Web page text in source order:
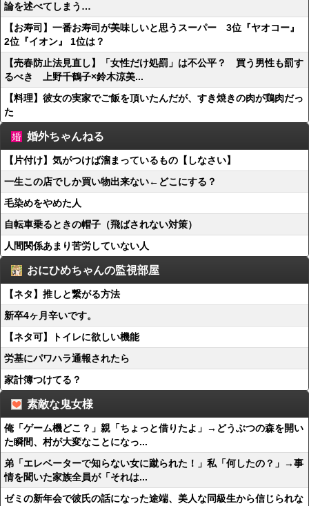
論を述べてしまう…
【お寿司】一番お寿司が美味しいと思うスーパー 3位『ヤオコー』
2位『イオン』 1位は？
【売春防止法見直し】「女性だけ処罰」は不公平？ 買う男性も罰す
るべき 上野千鶴子×鈴木涼美...
【料理】彼女の実家でご飯を頂いたんだが、すき焼きの肉が鶏肉だっ
た
婚外ちゃんねる
【片付け】気がつけば溜まっているもの【しなさい】
一生この店でしか買い物出来ない←どこにする？
毛染めをやめた人
自転車乗るときの帽子（飛ばされない対策）
人間関係あまり苦労していない人
おにひめちゃんの監視部屋
【ネタ】推しと繋がる方法
新卒4ヶ月辛いです。
【ネタ可】トイレに欲しい機能
労基にパワハラ通報されたら
家計簿つけてる？
素敵な鬼女様
俺「ゲーム機どこ？」親「ちょっと借りたよ」→どうぶつの森を開い
た瞬間、村が大変なことになっ...
弟「エレベーターで知らない女に蹴られた！」私「何したの？」→事
情を聞いた家族全員が「それは...
ゼミの新年会で彼氏の話になった途端、美人な同級生から信じられな